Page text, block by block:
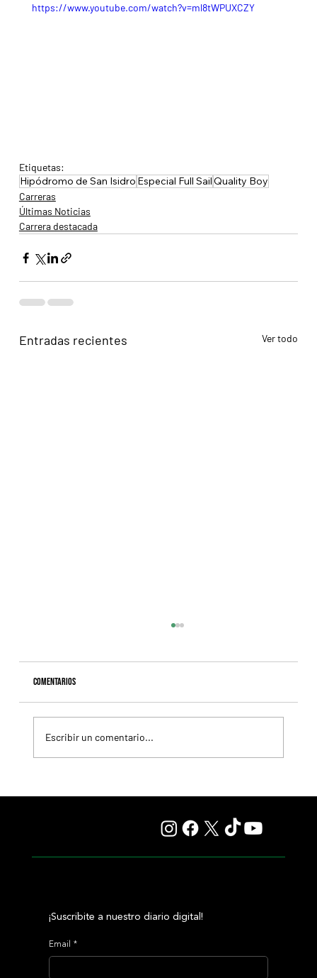
https://www.youtube.com/watch?v=ml8tWPUXCZY
Etiquetas:
Hipódromo de San Isidro Especial Full SailQuality Boy
Carreras
Últimas Noticias
Carrera destacada
Entradas recientes Ver todo
Comentarios
Escribir un comentario...
¡Suscribite a nuestro diario digital!
Email *